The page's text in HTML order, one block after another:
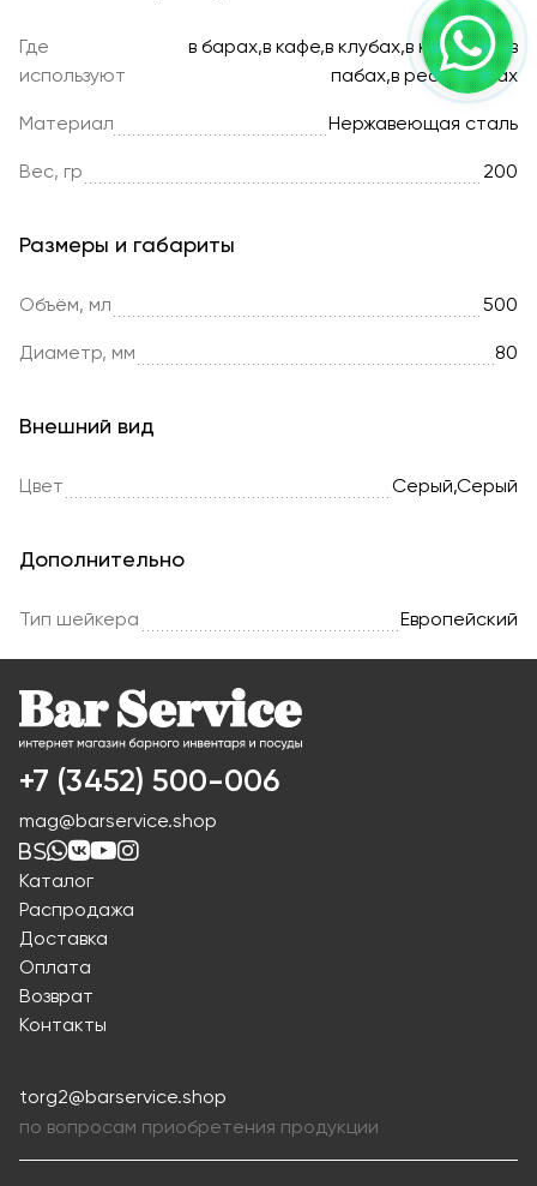
Где
используют
в барах,в кафе,в клубах,в кофейнях,в
пабах,в ресторанах
Материал Нержавеющая сталь
Вес, гр 200
Размеры и габариты
Объём, мл 500
Диаметр, мм 80
Внешний вид
Цвет Серый,Серый
Дополнительно
Тип шейкера Европейский
+7 (3452) 500-006
mag@barservice.shop
Каталог
Распродажа
Доставка
Оплата
Возврат
Контакты
torg2@barservice.shop
по вопросам приобретения продукции